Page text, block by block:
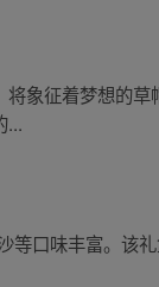
象征着梦想的草
...
口味丰富。该